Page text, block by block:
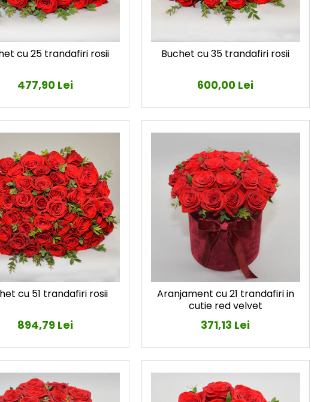
cu 25 trandafiri rosii
477,90 Lei
Buchet cu 35 trandafiri rosii
600,00 Lei
cu 51 trandafiri rosii
894,79 Lei
Aranjament cu 21 trandafiri in
cutie red velvet
371,13 Lei